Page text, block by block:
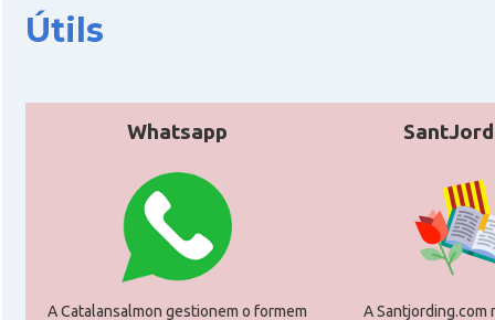
CAMON
CAMON Catalans a MÜNCHEN
CAMON Catalans a NURNBERG
CAMON Catalans a OLDENBURG
Útils
Whatsapp
A Catalansalmon gestionem o formem
A Santjording.com